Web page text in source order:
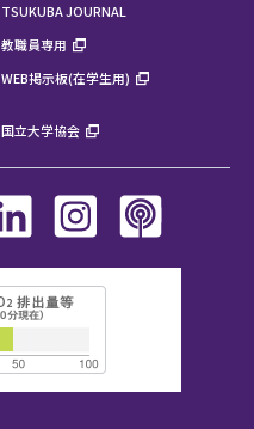
TSUKUBA JOURNAL
教職員専用
WEB掲示板(在学生用)
国立大学協会